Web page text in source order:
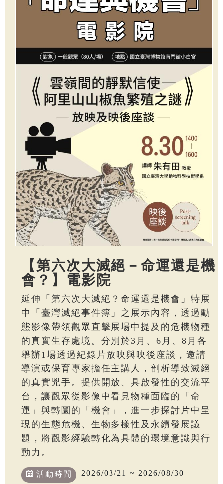
【第六次大滅絕－命運還是機
會？】電影院
延伸「第六次大滅絕？命運還是機會」特展
中「臺灣滅絕事件簿」之展示內容，透過動
態影像帶領觀眾直擊展場中提及的危機物種
的真實生存處境。分別於3月、6月、8月各
舉辦1場透過紀錄片放映與映後座談，邀請
導演或保育專家擔任主講人，剖析導致滅絕
的真實兇手。提供開放、具啟發性的交流平
台，讓觀眾從影像中看見物種面臨的「命
運」與轉圜的「機會」，進一步探討片中呈
現的生態危機、生物多樣性及永續發展議
題，將觀影經驗轉化為具體的環境意識與行
動力。
活動時間 2026/03/21 ~ 2026/08/30